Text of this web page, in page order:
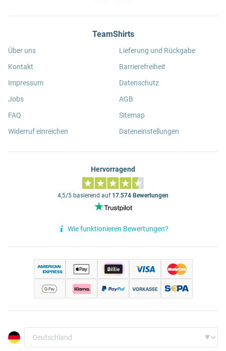
TeamShirts
Über uns
Kontakt
Impressum
Jobs
FAQ
Widerruf einreichen
Lieferung und Rückgabe
Barrierefreiheit
Datenschutz
AGB
Sitemap
Dateneinstellungen
Hervorragend
4,5/5 basierend auf 17.574 Bewertungen
Wie funktionieren Bewertungen?